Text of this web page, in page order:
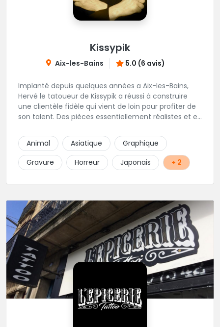
Kissypik
Aix-les-Bains 5.0 (6 avis)
Implanté depuis quelques années a Aix-les-Bains,
Hervé le tatoueur de Kissypik a réussi à construire
une clientèle fidèle qui vient de loin pour profiter de
son talent. Des pièces essentiellement réalistes et en
pas l'adresse? C'est normal, Hervé préfère que vous
l'appeliez avant de passer au studio... pour éviter les
moment de rush. Une adresse secrète donc...mais
excellente.
Animal Asiatique
Graphique
Gravure
Horreur Japonais + 2